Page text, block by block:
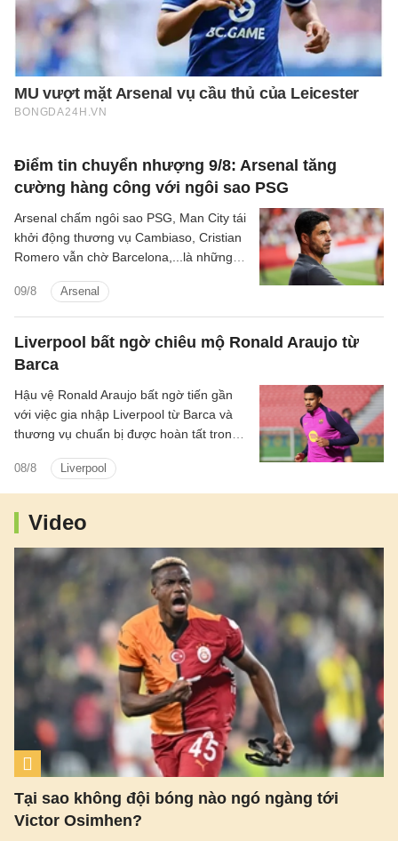
Điểm tin chuyển nhượng 9/8: Arsenal tăng
cường hàng công với ngôi sao PSG
09/8 Arsenal
Arsenal chấm ngôi sao PSG, Man City tái
khởi động thương vụ Cambiaso, Cristian
Romero vẫn chờ Barcelona,...là những
bóng đá sáng 9/8.
Liverpool bất ngờ chiêu mộ Ronald Araujo từ
Barca
08/8 Liverpool
Hậu vệ Ronald Araujo bất ngờ tiến gần
với việc gia nhập Liverpool từ Barca và
thương vụ chuẩn bị được hoàn tất trong
Video
Tại sao không đội bóng nào ngó ngàng tới
Victor Osimhen?